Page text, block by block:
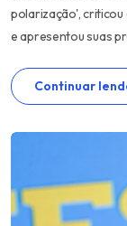
polarização',
e apresentou suas
Continuar